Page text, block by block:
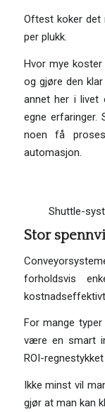
Oftest koker
per plukk.
Hvor mye
og gjøre den
annet her i livet
egne erfaringer.
noen få
automasjon.
Shuttle-
Stor
forholdsvis
For mange
være en smart
ROI-
Ikke minst vil
gjør at man kan